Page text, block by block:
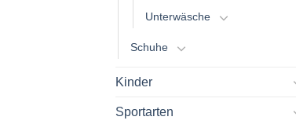
Unterwäsche
Schuhe
Kinder
Sportarten